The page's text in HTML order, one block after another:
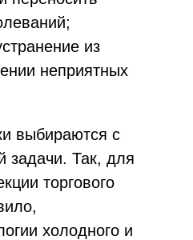
из
неприятных
выбираются с
задачи. Так, для
торгового
холодного и